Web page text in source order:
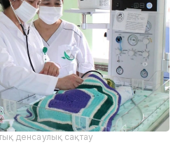
денсаулық сақтау